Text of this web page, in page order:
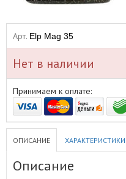
Арт. Elp Mag 35
Нет в наличии
Принимаем к оплате:
ОПИСАНИЕ ХАРАКТЕРИСТИКИ
Описание